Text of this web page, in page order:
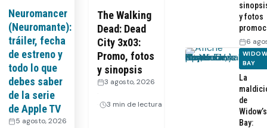
Recomendaciones
Videos
Webisodios
Neuromancer
(Neuromante):
tráiler, fecha
de estreno y
todo lo que
debes saber
de la serie
de Apple TV
5 agosto, 2026
The Walking
Dead: Dead
City 3x03:
Promo, fotos
y sinopsis
3 agosto, 2026
3 min de lectura
y fotos
6
BAY
La
de
Widow’s
Bay: